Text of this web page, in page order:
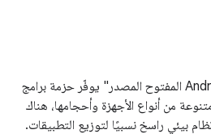
على الرغم من أنّ "مشروع Android المفتوح المصدر" يوفّر حزمة برامج
أنواع الأجهزة وأحجامها، هناك
راسخ نسبيًا لتوزيع التطبيقات.